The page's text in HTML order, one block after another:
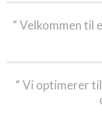
“ Velkommen til
“ Vi optimerer